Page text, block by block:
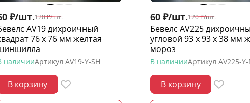
₽/шт.120 ₽/шт.
AV19 дихроичный
76 х 76 мм желтая
наличииАртикул AV19-Y-SH
В корзину
60 ₽/шт.120 ₽/шт.
Бевелс AV225
угловой 93 х 93 х 38 мм
мороз
В наличииАртикул AV225-
В корзину